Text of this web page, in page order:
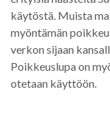
käytöstä. Muista
myöntämän
verkon sijaan
Poikkeuslupa on
otetaan käyttöön.